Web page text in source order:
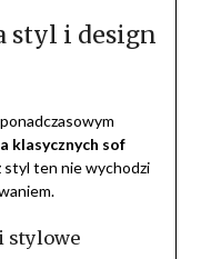
styl i design
klasycznych sof
styl ten nie wychodzi
stylowe